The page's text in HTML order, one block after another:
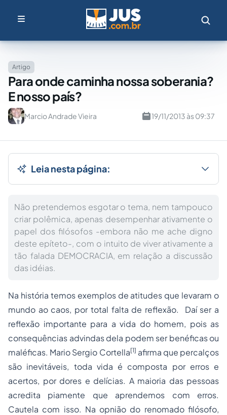
Artigo
Para onde caminha nossa soberania?
E nosso país?
Marcio Andrade Vieira 19/11/2013 às 09:37
Leia nesta página:
Não pretendemos esgotar o tema, nem tampouco
criar polêmica, apenas desempenhar ativamente o
papel dos filósofos -embora não me ache digno
deste epíteto-, com o intuito de viver ativamente a
tão falada DEMOCRACIA, em relação a discussão
das idéias.
Na história temos exemplos de atitudes que levaram o
mundo ao caos, por total falta de reflexão. Daí ser a
reflexão importante para a vida do homem, pois as
consequências advindas dela podem ser benéficas ou
maléficas. Mario Sergio Cortella[1] afirma que percalços
são inevitáveis, toda vida é composta por erros e
acertos, por dores e delícias. A maioria das pessoas
acredita piamente que aprendemos com erros.
Cautela com isso. Na opnião do renomado filósofo,